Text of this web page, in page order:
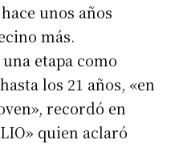
unos años
más.
etapa como
los 21 años, «en
recordó en
quien aclaró